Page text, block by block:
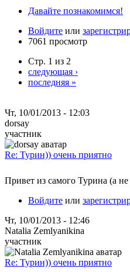
Давайте познакомимся!
Войдите или
7061 просмотр
Стр. 1 из 2
следующая ›
последняя »
Чт, 10/01/2013 - 12:03
dorsay
участник
Re: Турин)) очень приятно
Привет из самого Турина (а
Войдите или
Чт, 10/01/2013 - 12:46
Natalia Zemlyanikina
участник
Re: Турин)) очень приятно